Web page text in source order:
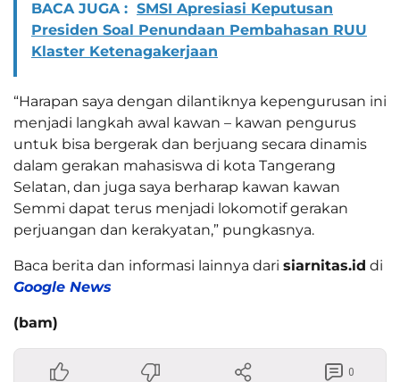
BACA JUGA : SMSI Apresiasi Keputusan
Presiden Soal Penundaan Pembahasan RUU
Klaster Ketenagakerjaan
“Harapan saya dengan dilantiknya kepengurusan ini
menjadi langkah awal kawan – kawan pengurus
untuk bisa bergerak dan berjuang secara dinamis
dalam gerakan mahasiswa di kota Tangerang
Selatan, dan juga saya berharap kawan kawan
Semmi dapat terus menjadi lokomotif gerakan
perjuangan dan kerakyatan,” pungkasnya.
Baca berita dan informasi lainnya dari siarnitas.id di
Google News
(bam)
0